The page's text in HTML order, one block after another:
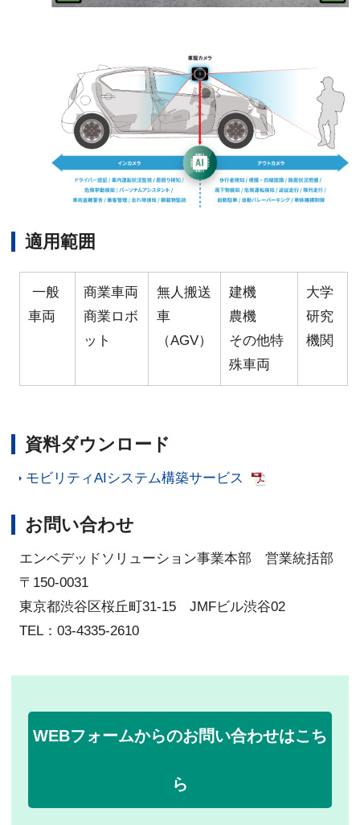
適用範囲
一般
車両
商業車両
商業ロボ
ット
無人搬送
車
（AGV）
建機
農機
その他特
殊車両
大学
研究
機関
資料ダウンロード
モビリティAIシステム構築サービス
お問い合わせ
エンベデッドソリューション事業本部 営業統括部
〒150-0031
東京都渋谷区桜丘町31-15 JMFビル渋谷02
TEL：03-4335-2610
WEBフォームからのお問い合わせはこち
ら